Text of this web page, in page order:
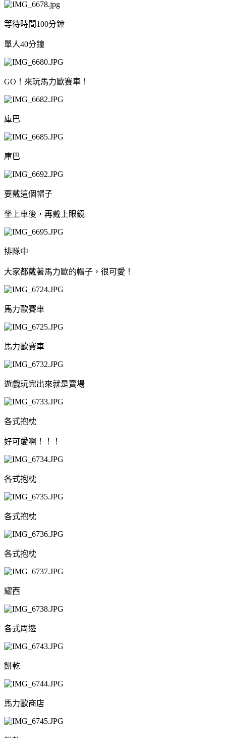
等待時間100分鐘
單人40分鐘
GO！來玩馬力歐賽車！
庫巴
庫巴
要戴這個帽子
坐上車後，再戴上眼鏡
排隊中
大家都戴著馬力歐的帽子，很可愛！
馬力歐賽車
馬力歐賽車
遊戲玩完出來就是賣場
各式抱枕
好可愛啊！！！
各式抱枕
各式抱枕
各式抱枕
耀西
各式周邊
餅乾
馬力歐商店